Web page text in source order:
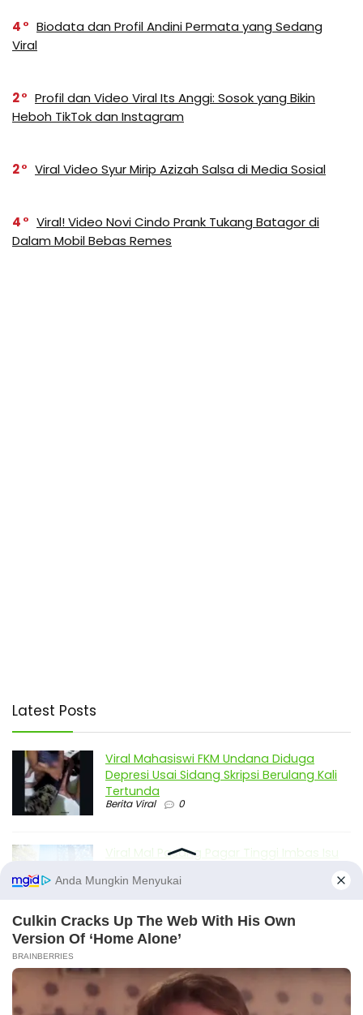
4
Biodata dan Profil Andini Permata yang Sedang
Viral
2
Profil dan Video Viral Its Anggi: Sosok yang Bikin
Heboh TikTok dan Instagram
2 Viral Video Syur Mirip Azizah Salsa di Media Sosial
4
Viral! Video Novi Cindo Prank Tukang Batagor di
Dalam Mobil Bebas Remes
Latest Posts
Viral Mahasiswi FKM Undana Diduga
Depresi Usai Sidang Skripsi Berulang Kali
Tertunda
Berita Viral 0
Viral Mal Pasang Pagar Tinggi Imbas Isu
Aman dan Tingkatkan Intelijen serta
Berita Viral 1
Demo Besar, Mabes TNI Beri Penjelasan
Berita Viral